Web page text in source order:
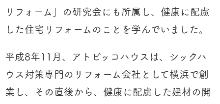
リフォーム」の研究会にも所属し、健康に配慮
した住宅リフォームのことを学んでいました。
平成8年11月、アトピッコハウスは、シックハ
ウス対策専門のリフォーム会社として横浜で創
業し、その直後から、健康に配慮した建材の開